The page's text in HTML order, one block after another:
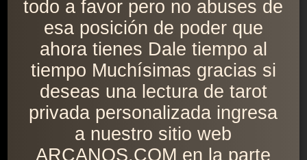
todo a favor pero no abuses de
esa posición de poder que
ahora tienes Dale tiempo al
tiempo Muchísimas gracias si
deseas una lectura de tarot
privada personalizada ingresa
a nuestro sitio web
ARCANOS.COM en la parte